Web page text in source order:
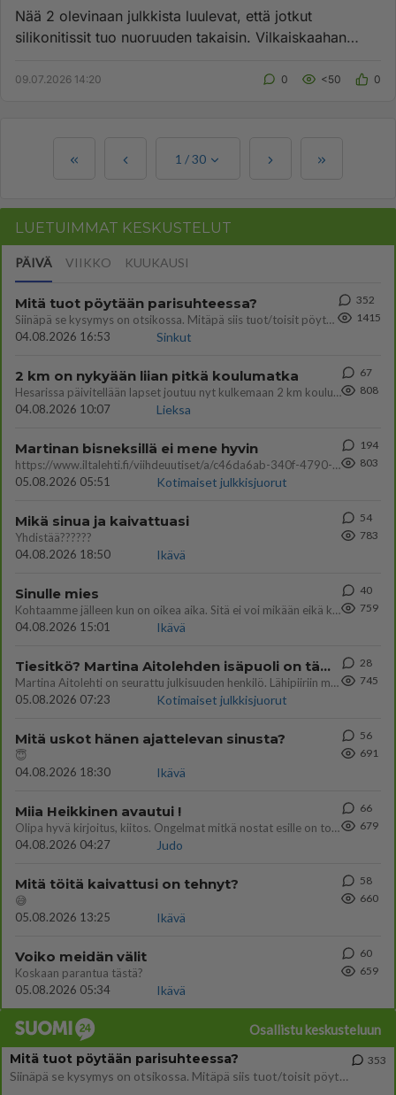
Nää 2 olevinaan julkkista luulevat, että jotkut
silikonitissit tuo nuoruuden takaisin. Vilkaiskaahan
09.07.2026 14:20 0 <50 0
1 /30
LUETUIMMAT KESKUSTELUT
PÄIVÄ VIIKKO KUUKAUSI
Mitä tuot pöytään parisuhteessa?
Siinäpä se kysymys on otsikossa. Mitäpä siis tuot/toisit pöytään parisuhteessa? Oletko mies vai nainen? Koetko sen mitä
04.08.2026 16:53
Sinkut
352
1415
2 km on nykyään liian pitkä koulumatka
Hesarissa päivitellään lapset joutuu nyt kulkemaan 2 km kouluun jösses. Ruostefillarilla tuo matka menee vaikka miten äk
04.08.2026 10:07
Lieksa
67
808
Martinan bisneksillä ei mene hyvin
https://www.iltalehti.fi/viihdeuutiset/a/c46da6ab-340f-4790-aaa7-0865eed2336 Yrityksen konkurssihakemus on tullut kärä
05.08.2026 05:51
Kotimaiset julkkisjuorut
194
803
Mikä sinua ja kaivattuasi
Yhdistää??????
04.08.2026 18:50
Ikävä
54
783
Sinulle mies
Kohtaamme jälleen kun on oikea aika. Sitä ei voi mikään eikä kukaan estää <3 <3
04.08.2026 15:01
Ikävä
40
759
Tiesitkö? Martina Aitolehden isäpuoli on tämä suosittu laulaja
Martina Aitolehti on seurattu julkisuuden henkilö. Lähipiiriin mahtuu muitakin tunnettuja henkilöitä. Tiesitkö, että Ma
05.08.2026 07:23
Kotimaiset julkkisjuorut
28
745
Mitä uskot hänen ajattelevan sinusta?
😇
04.08.2026 18:30
Ikävä
56
691
Miia Heikkinen avautui !
Olipa hyvä kirjoitus, kiitos. Ongelmat mitkä nostat esille on todellisia ja tämä ylimielisyys totta ja se näkyy kaikessa
04.08.2026 04:27
Judo
66
679
Mitä töitä kaivattusi on tehnyt?
😅
05.08.2026 13:25
Ikävä
58
660
Voiko meidän välit
Koskaan parantua tästä?
05.08.2026 05:34
Ikävä
60
659
Osallistu keskusteluun
Mitä tuot pöytään parisuhteessa?
Siinäpä se kysymys on otsikossa. Mitäpä siis tuot/toisit pöytään parisuhteessa? Oletko mies vai nainen? Koetko sen mitä
353